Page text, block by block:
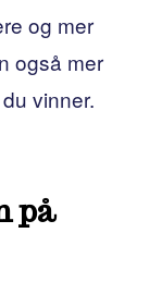
og mer
også mer
vinner.
på